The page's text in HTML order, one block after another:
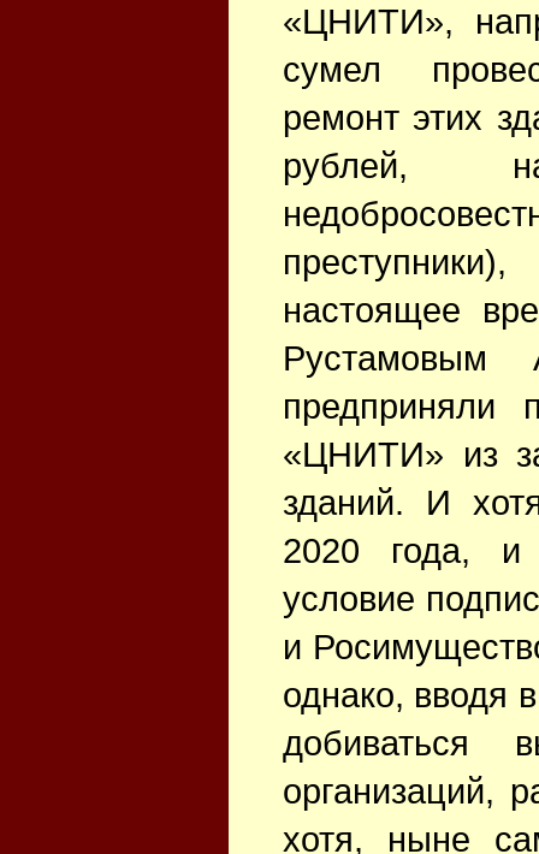
«ЦНИТИ»,
сумел
ремонт этих
рублей,
настоящее
Рустамовым
предприняли
«ЦНИТИ» из
зданий. И
2020 года, и
условие
и
однако, вводя
добиваться
организаций,
хотя, ныне